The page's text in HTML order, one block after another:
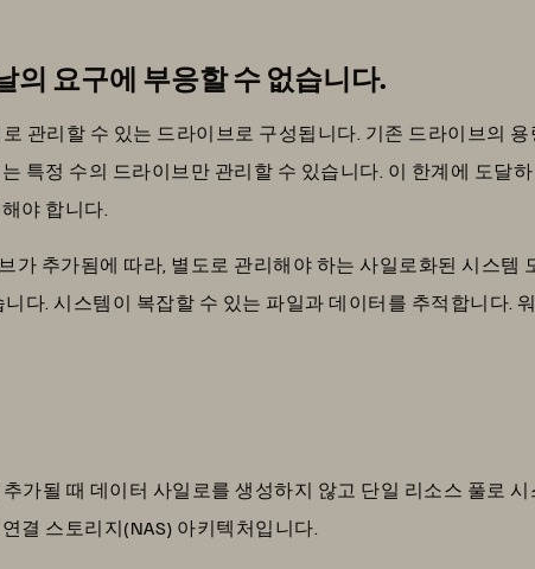
의 요구에 부응할 수 없습니다.
관리할 수 있는 드라이브로 구성됩니다. 기존 드라이브의
특정 수의 드라이브만 관리할 수 있습니다. 이 한계에 도달
야 합니다.
가 추가됨에 따라, 별도로 관리해야 하는 사일로화된 시스템
다. 시스템이 복잡할 수 있는 파일과 데이터를 추적합니다.
가될 때 데이터 사일로를 생성하지 않고 단일 리소스 풀로
결 스토리지(NAS) 아키텍처입니다.